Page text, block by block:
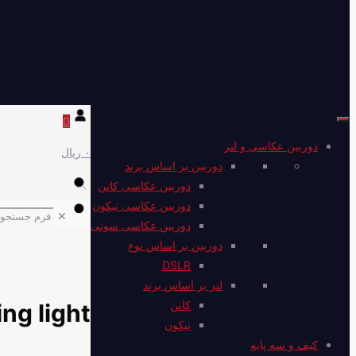
دوربین عکاسی و لنز
دوربین بر اساس برند
دوربین عکاسی کانن
دوربین عکاسی نیکون
دوربین عکاسی سونی
دوربین بر اساس نوع
DSLR
لنز بر اساس برند
کانن
نیکون
کیف و سه پایه
0
۰ ریال
✕
light